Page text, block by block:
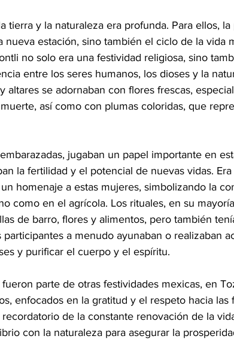
tierra y la naturaleza era profunda. Para ellos, la
nueva estación, sino también el ciclo de la vida
no solo era una festividad religiosa, sino
entre los seres humanos, los dioses y la
altares se adornaban con flores frescas,
así como con plumas coloridas, que
jugaban un papel importante en
la fertilidad y el potencial de nuevas vidas.
homenaje a estas mujeres, simbolizando la
como en el agrícola. Los rituales, en su
de barro, flores y alimentos, pero también
a menudo ayunaban o realizaban
y purificar el cuerpo y el espíritu.
parte de otras festividades mexicas, en
enfocados en la gratitud y el respeto hacia las
de la constante renovación de la
con la naturaleza para asegurar la